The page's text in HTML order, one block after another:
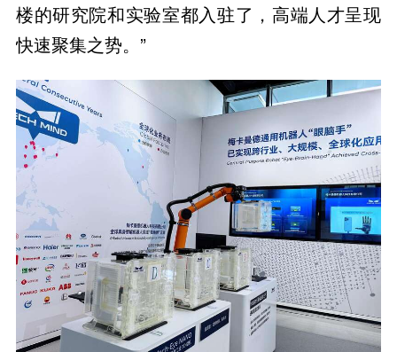
楼的研究院和实验室都入驻了，高端人才呈现
快速聚集之势。”